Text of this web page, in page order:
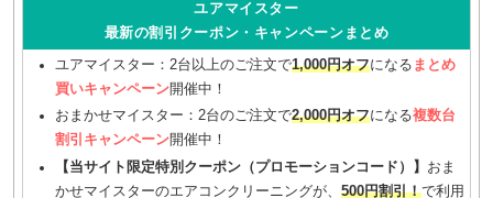
ユアマイスター
最新の割引クーポン・キャンペーンまとめ
ユアマイスター：2台以上のご注文で1,000円オフになる まとめ
買いキャンペーン開催中！
おまかせマイスター：2台のご注文で2,000円オフになる複数台
割引キャンペーン開催中！
【当サイト限定特別クーポン（プロモーションコード）】
おま
かせマイスターのエアコンクリーニングが、 500円割引！で利用